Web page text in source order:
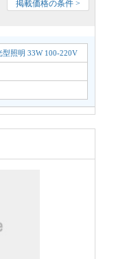
掲載価格の条件 >
型照明 33W 100-220V